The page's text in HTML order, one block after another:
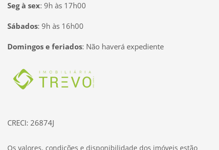
Seg à sex: 9h às 17h00
Sábados: 9h às 16h00
Domingos e feriados: Não haverá expediente
Página inicial
CRECI: 26874J
Os valores, condições e disponibilidade dos imóveis estão